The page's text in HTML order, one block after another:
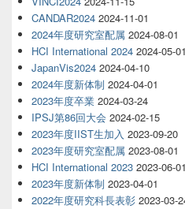
CANDAR2024 2024-11-01
2024年度研究室配属 2024-08-01
HCI International 2024 2024-05-01
JapanVis2024 2024-04-10
2024年度新体制 2024-04-01
2023年度卒業 2024-03-24
IPSJ第86回大会 2024-02-15
2023年度IIST生加入 2023-09-20
2023年度研究室配属 2023-08-01
HCI International 2023 2023-06-01
2023年度新体制 2023-04-01
2022年度研究科長表彰 2023-03-